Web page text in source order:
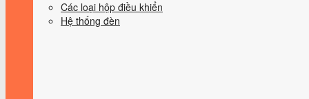
Các loại hộp điều khiển
Hệ thống đèn